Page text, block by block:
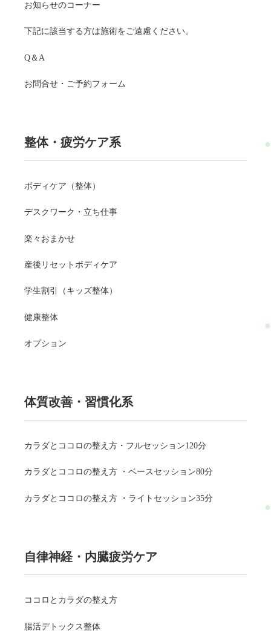
お知らせのコーナー
下記に該当する方は施術をご遠慮ください。
Q＆A
お問合せ・ご予約フォーム
整体・疲労ケア系
ボディケア（整体）
デスクワーク・立ち仕事
楽々おまかせ
産後リセットボディケア
学生割引（キッズ整体）
健康整体
オプション
体質改善・習慣化系
カラダとココロの整え方・フルセッション120分
カラダとココロの整え方 ・ベースセッション80分
カラダとココロの整え方 ・ライトセッション35分
自律神経・内臓疲労ケア
ココロとカラダの整え方
腸活デトックス整体